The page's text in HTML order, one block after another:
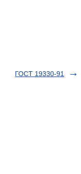
ГОСТ 19330-91